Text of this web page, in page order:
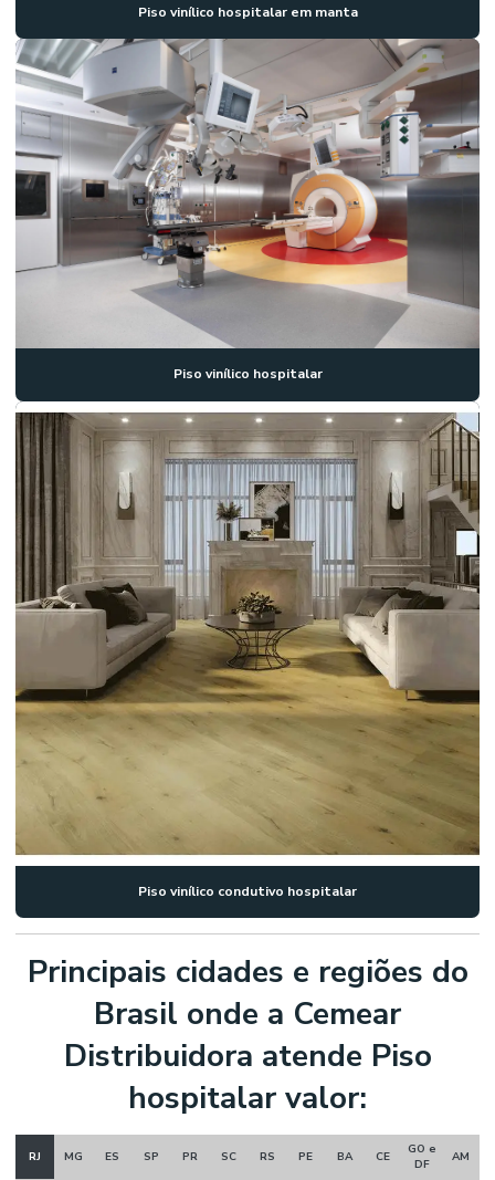
Piso vinílico hospitalar em manta
Piso vinílico hospitalar
Piso vinílico condutivo hospitalar
Principais cidades e regiões do
Brasil onde a Cemear
Distribuidora atende Piso
hospitalar valor:
RJ MG ES SP PR SC RS PE BA CE
GO e
DF
AM